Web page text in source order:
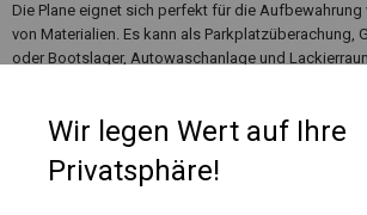
Die Plane eignet sich perfekt für die Aufbewahrung
von Materialien. Es kann als Parkplatzüberachung,
oder Bootslager, Autowaschanlage und
Lagerzelt nachzudenken, in dem Sie Ihre
Wir legen Wert auf Ihre
Privatsphäre!